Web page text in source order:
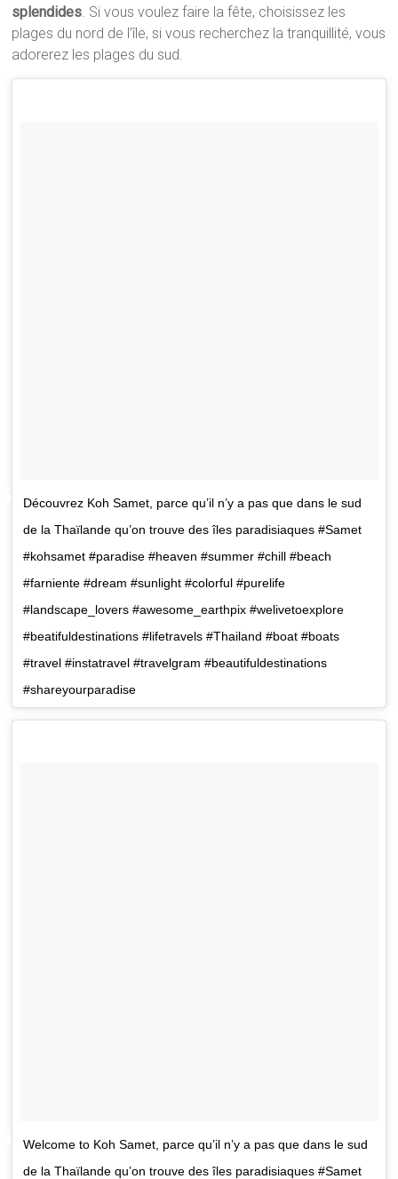
splendides . Si vous voulez faire la fête, choisissez les
plages du nord de l’île, si vous recherchez la tranquillité, vous
adorerez les plages du sud.
Découvrez Koh Samet, parce qu’il n’y a pas que dans le sud
de la Thaïlande qu’on trouve des îles paradisiaques #Samet
#kohsamet #paradise #heaven #summer #chill #beach
#farniente #dream #sunlight #colorful #purelife
#landscape_lovers #awesome_earthpix #welivetoexplore
#beatifuldestinations #lifetravels #Thailand #boat #boats
#travel #instatravel #travelgram #beautifuldestinations
#shareyourparadise
Welcome to Koh Samet, parce qu’il n’y a pas que dans le sud
de la Thaïlande qu’on trouve des îles paradisiaques #Samet